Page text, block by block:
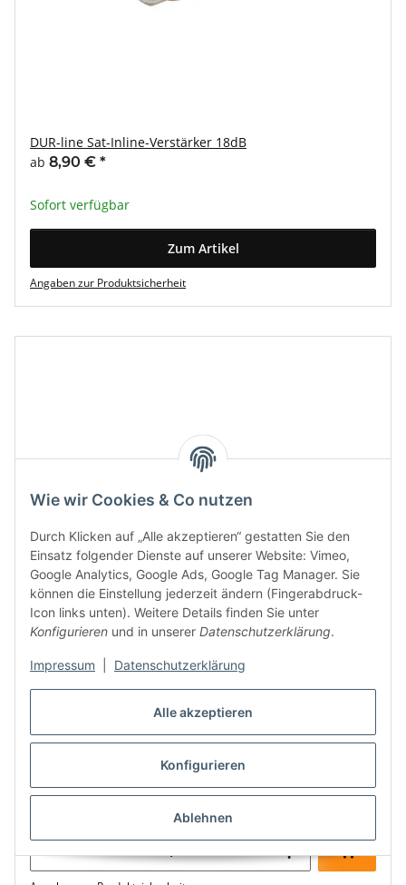
Alle akzeptieren
Konfigurieren
Ablehnen
Wie wir Cookies & Co nutzen
Durch Klicken auf „Alle akzeptieren“ gestatten Sie den
Einsatz folgender Dienste auf unserer Website: Vimeo,
Google Analytics, Google Ads, Google Tag Manager. Sie
können die Einstellung jederzeit ändern (Fingerabdruck-
Icon links unten). Weitere Details finden Sie unter
Konfigurieren und in unserer Datenschutzerklärung.
Impressum Datenschutzerklärung
DUR-line Sat-Inline-Verstärker 18dB
ab 8,90 € *
Sofort verfügbar
Zum Artikel
Angaben zur Produktsicherheit
DUR-line Select 85/90cm Satellitenschüssel Alu hellgrau
79,90 €*
Sofort verfügbar